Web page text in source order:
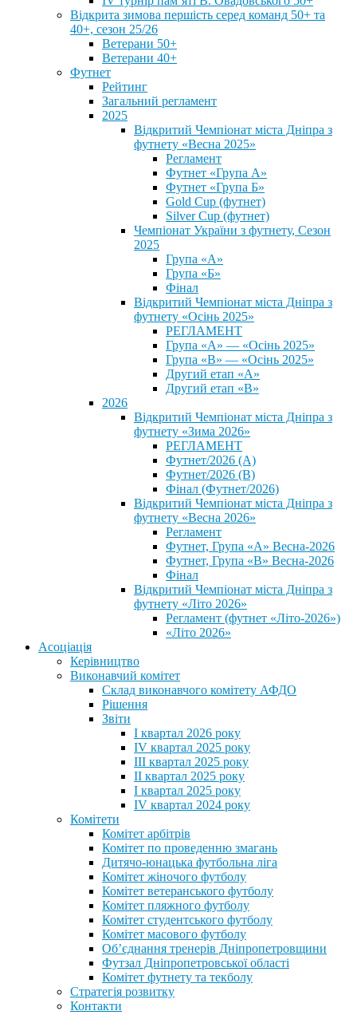
Відкрита зимова першість серед команд 50+ та
40+, сезон 25/26
Ветерани 50+
Ветерани 40+
Футнет
Рейтинг
Загальний регламент
2025
Відкритий Чемпіонат міста Дніпра з
футнету «Весна 2025»
Регламент
Футнет «Група А»
Футнет «Група Б»
Gold Cup (футнет)
Silver Cup (футнет)
Чемпіонат України з футнету, Сезон
2025
Група «А»
Група «Б»
Фінал
Відкритий Чемпіонат міста Дніпра з
футнету «Осінь 2025»
РЕГЛАМЕНТ
Група «А» — «Осінь 2025»
Група «В» — «Осінь 2025»
Другий етап «А»
Другий етап «В»
2026
Відкритий Чемпіонат міста Дніпра з
футнету «Зима 2026»
РЕГЛАМЕНТ
Футнет/2026 (А)
Футнет/2026 (В)
Фінал (Футнет/2026)
Відкритий Чемпіонат міста Дніпра з
футнету «Весна 2026»
Регламент
Футнет, Група «А» Весна-2026
Футнет, Група «В» Весна-2026
Фінал
Відкритий Чемпіонат міста Дніпра з
футнету «Літо 2026»
Регламент (футнет «Літо-2026»)
«Літо 2026»
Асоціація
Керівництво
Виконавчий комітет
Склад виконавчого комітету АФДО
Рішення
Звіти
I квартал 2026 року
IV квартал 2025 року
III квартал 2025 року
II квартал 2025 року
I квартал 2025 року
IV квартал 2024 року
Комітети
Комітет арбітрів
Комітет по проведенню змагань
Дитячо-юнацька футбольна ліга
Комітет жіночого футболу
Комітет ветеранського футболу
Комітет пляжного футболу
Комітет студентського футболу
Комітет масового футболу
Обʼєднання тренерів Дніпропетровщини
Футзал Дніпропетровської області
Комітет футнету та текболу
Стратегія розвитку
Контакти